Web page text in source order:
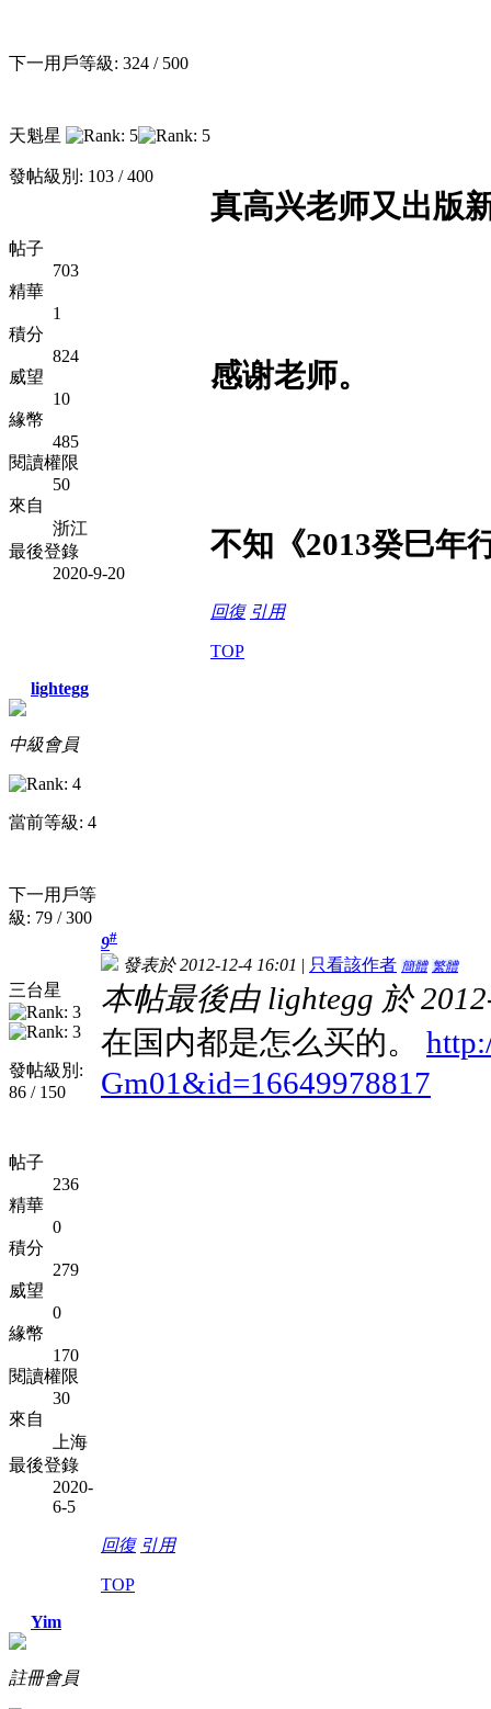
下一用戶等級: 324 / 500
天魁星
發帖級別: 103 / 400
帖子
703
精華
1
積分
824
威望
10
緣幣
485
閱讀權限
50
來自
浙江
最後登錄
2020-9-20
真高兴老师又出版
感谢老师。
不知《2013癸巳年
回復 引用
TOP
lightegg
中級會員
當前等級: 4
下一用戶等
級: 79 / 300
三台星
發帖級別:
86 / 150
帖子
236
精華
0
積分
279
威望
0
緣幣
170
閱讀權限
30
來自
上海
最後登錄
2020-
6-5
9#
發表於 2012-12-4 16:01 | 只看該作者 簡體 繁體
本帖最後由 lightegg 於
在国内都是怎么买的。
Gm01&id=16649978817
回復 引用
TOP
Yim
註冊會員